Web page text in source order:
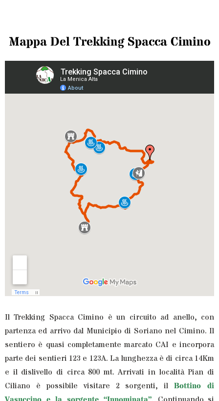
Mappa Del Trekking Spacca Cimino
Il Trekking Spacca Cimino è un circuito ad anello, con
partenza ed arrivo dal Municipio di Soriano nel Cimino. Il
sentiero è quasi completamente marcato CAI e incorpora
parte dei sentieri 123 e 123A. La lunghezza è di circa 14Km
e il dislivello di circa 800 mt. Arrivati in località Pian di
Ciliano è possibile visitare 2 sorgenti, ilBottino di